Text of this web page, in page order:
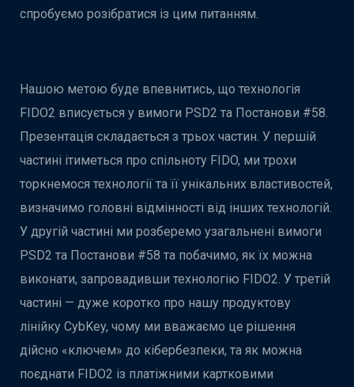
спробуємо розібратися із цим питанням.
Нашою метою буде впевнитись, що технологія
FIDO2 вписується у вимоги PSD2 та Постанови #58.
Презентація складається з трьох частин. У першій
частині ітиметься про спільноту FIDO, ми трохи
торкнемося технології та її унікальних властивостей,
визначимо головні відмінності від інших технологій.
У другій частині ми розберемо узагальнені вимоги
PSD2 та Постанови #58 та побачимо, як їх можна
виконати, запровадивши технологію FIDO2. У третій
частині — дуже коротко про нашу продуктову
лінійку CybKey, чому ми вважаємо це рішення
дійсно «ключем» до кібербезпеки, та як можна
поєднати FIDO2 із платіжними картковими